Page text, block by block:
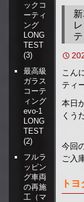
こん
ティ
本日
くう
今回
ご入
ト
ックコ
ーティ
ング
LONG
TEST
(3)
最高級
ガラス
コーテ
ィング
evo-1
LONG
TEST
(2)
フルラ
ッピン
グ車両
の再施
工（マ